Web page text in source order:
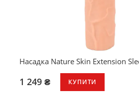
Насадка Nature Skin Extension
1 249 ₴ КУПИТИ